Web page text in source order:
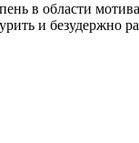
в области
и безудержно